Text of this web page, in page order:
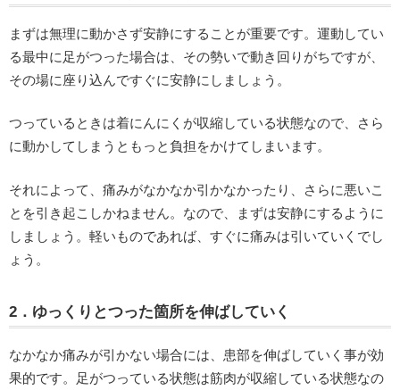
まずは無理に動かさず安静にすることが重要です。運動してい
る最中に足がつった場合は、その勢いで動き回りがちですが、
その場に座り込んですぐに安静にしましょう。
つっているときは着にんにくが収縮している状態なので、さら
に動かしてしまうともっと負担をかけてしまいます。
それによって、痛みがなかなか引かなかったり、さらに悪いこ
とを引き起こしかねません。なので、まずは安静にするように
しましょう。軽いものであれば、すぐに痛みは引いていくでし
ょう。
2．ゆっくりとつった箇所を伸ばしていく
なかなか痛みが引かない場合には、患部を伸ばしていく事が効
果的です。足がつっている状態は筋肉が収縮している状態なの